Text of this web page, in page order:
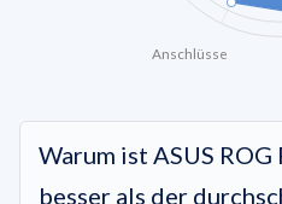
Anschlüsse
Warum ist ASUS
besser als der